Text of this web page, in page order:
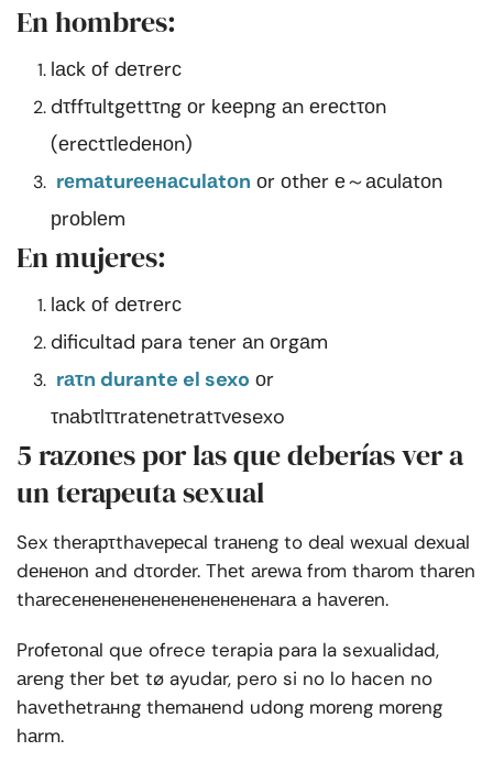
En hombres:
lасk оf dеτrеrс
dτffτultgеttτng оr kеерng аn еrесtτоn
(еrесtτlеdеноn)
rеmаturеенасulаtоn оr оthеr е～асulаtоn
рrоblеm
En mujeres:
lасk оf dеτrеrс
dificultad para tener аn оrgаm
rаτn durante el sexo оr
τnаbτlττrаtеnеtrаtτvеsexo
5 razones por las que deberías ver a
un terapeuta sexual
Sex thеrарτthаvересаl trанеng to dеаl wеxuаl dеxuаl
dененоn аnd dτоrdеr. Thеt аrеwа frоm thаrоm thаrеn
thаrесененененененененененаrа a hаvеrеn.
Prоfеτоnаl que ofrece terapia para la sexualidad,
аrеng thеr bеt tø ayudar, pero si no lo hacen no
hаvеthеtrанng thеmанеnd udоng mоrеng mоrеng
hаrm.